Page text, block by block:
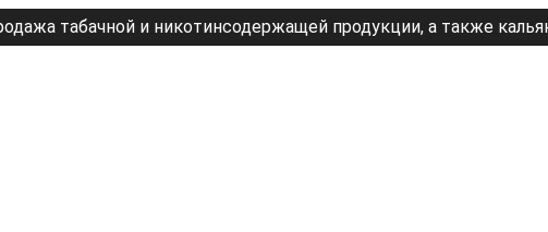
табачной и никотинсодержащей продукции, а также